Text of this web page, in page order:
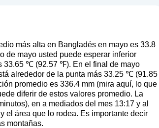
más alta en Bangladés en mayo es 33.8
mayo usted puede esperar inferior
33.65 ℃ (92.57 ℉). En el final de mayo
alrededor de la punta más 33.25 ℃ (91.85
promedio es 336.4 mm (mira aquí, lo que
diferir de estos valores promedio. La
en a mediados del mes 13:17 y al
el área que lo rodea. Es importante decir
montañas.